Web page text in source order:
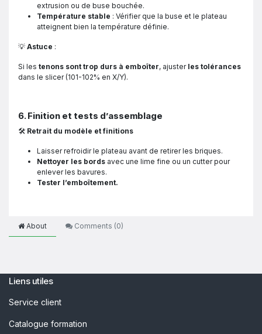
extrusion ou de buse bouchée.
Température stable : Vérifier que la buse et le plateau
atteignent bien la température définie.
💡 Astuce :
Si les tenons sont trop durs à emboîter, ajuster les tolérances
dans le slicer (101-102% en X/Y).
6. Finition et tests d’assemblage
🛠 Retrait du modèle et finitions
Laisser refroidir le plateau avant de retirer les briques.
Nettoyer les bords avec une lime fine ou un cutter pour
enlever les bavures.
Tester l’emboîtement.
About Comments (0)
Liens utiles
Service client
Catalogue formation